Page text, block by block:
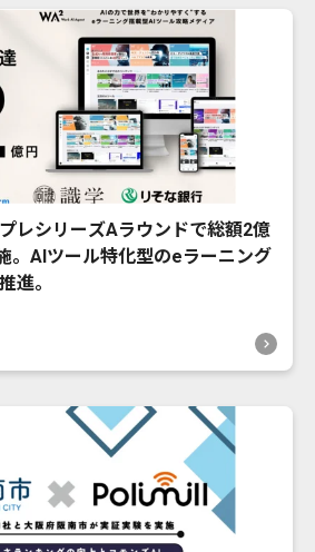
レシリーズAラウンドで総額2億
。AIツール特化型のeラーニング
進。